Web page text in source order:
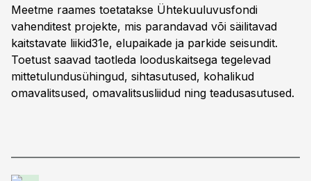
Meetme raames toetatakse Ühtekuuluvusfondi
vahenditest projekte, mis parandavad või säilitavad
kaitstavate liikid31e, elupaikade ja parkide seisundit.
Toetust saavad taotleda looduskaitsega tegelevad
mittetulundusühingud, sihtasutused, kohalikud
omavalitsused, omavalitsusliidud ning teadusasutused.